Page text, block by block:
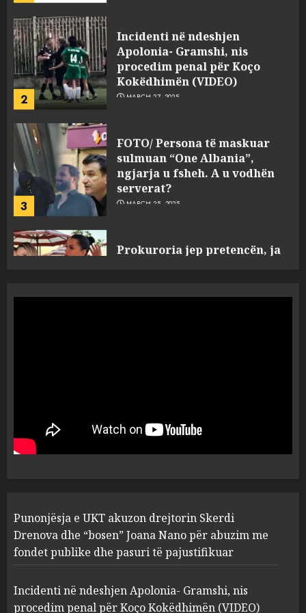
2 MARCH 27, 2025
3
FOTO/ Persona të maskuar
sulmuan “One Albania”,
MARCH 25, 2025
4
Prokuroria jep pretencën, ja
çfarë dënimi kërkon për
MARCH 25, 2025
1
“bosen” Joana Nano për
abuzim me fondet publike dhe
pasuri të pajustifikuar
2
Apolonia- Gramshi, nis
procedim penal për Koço
Kokëdhimën (VIDEO)
MARCH 27, 2025
FOTO/ Persona të maskuar
Punonjësja e UKT akuzon drejtorin Skerdi
Drenova dhe “bosen” Joana Nano për abuzim me
fondet publike dhe pasuri të pajustifikuar
Incidenti në ndeshjen Apolonia- Gramshi, nis
procedim penal për Koço Kokëdhimën (VIDEO)